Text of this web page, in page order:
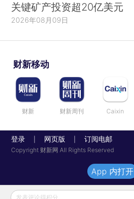
关键矿产投资超20亿美元
2026年08月09日
财新移动
财新 财新周刊 Caixin
登录 网页版 订阅电邮
Copyright 财新网 All Rights Reserved
发表评论得积分
App 内打开